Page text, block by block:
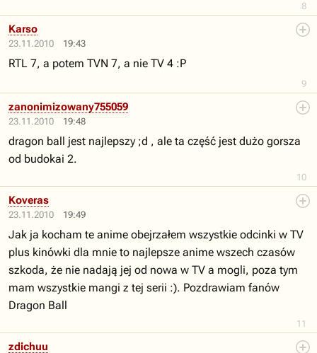
8
23.11.2010 19:43
9
Karso
RTL 7, a potem TVN 7, a nie TV 4 :P
23.11.2010 19:48
10
zanonimizowany755059
dragon ball jest najlepszy ;d , ale ta część jest dużo gorsza
od budokai 2.
23.11.2010 19:49
11
Koveras
Jak ja kocham te anime obejrzałem wszystkie odcinki w TV
plus kinówki dla mnie to najlepsze anime wszech czasów
szkoda, że nie nadają jej od nowa w TV a mogli, poza tym
mam wszystkie mangi z tej serii :). Pozdrawiam fanów
Dragon Ball
zdichuu